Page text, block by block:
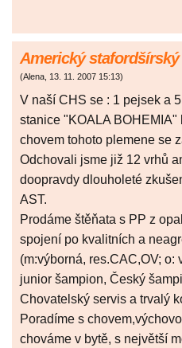
Americký
(Alena, 13. 11. 2007 15:13)
V naší CHS se : 1 pejsek a
stanice "KOALA
chovem tohoto plemene se
Odchovali jsme již 12 vrhů
doopravdy dlouholeté
AST.
Prodáme štěňata s PP z
spojení po kvalitních a
(m:výborná, res.CAC,OV; o:
junior šampion, Český
Chovatelský servis a trvalý
Poradíme s
chováme v bytě, s největší